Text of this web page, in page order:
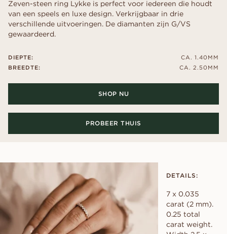
Zeven-steen ring Lykke is perfect voor iedereen die houdt
van een speels en luxe design. Verkrijgbaar in drie
verschillende uitvoeringen. De diamanten zijn G/VS
gewaardeerd.
DIEPTE:
BREEDTE:
CA. 1.40MM
CA. 2.50MM
SHOP NU
PROBEER THUIS
DETAILS:
7 x 0.035
carat (2 mm).
0.25 total
carat weight.